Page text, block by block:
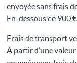
envoyée sans frais
En-dessous de 900
Frais de transport
A partir d’une